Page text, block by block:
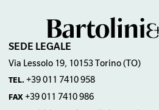
SEDE LEGALE
Via Lessolo 19, 10153 Torino (TO)
TEL. +39 011 7410 958
FAX+39 011 7410 986